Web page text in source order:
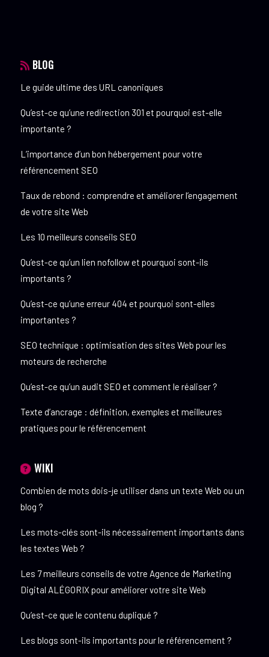
BLOG
Le guide ultime des URL canoniques
Qu’est-ce qu’une redirection 301 et pourquoi est-elle
importante ?
L’importance d’un bon hébergement pour votre
référencement SEO
Taux de rebond : comprendre et améliorer l’engagement
de votre site Web
Les 10 meilleurs conseils SEO
Qu’est-ce qu’un lien nofollow et pourquoi sont-ils
importants ?
Qu’est-ce qu’une erreur 404 et pourquoi sont-elles
importantes ?
SEO technique : optimisation des sites Web pour les
moteurs de recherche
Qu’est-ce qu’un audit SEO et comment le réaliser ?
Texte d’ancrage : définition, exemples et meilleures
pratiques pour le référencement
WIKI
Combien de mots dois-je utiliser dans un texte Web ou un
blog ?
Les mots-clés sont-ils nécessairement importants dans
les textes Web ?
Les 7 meilleurs conseils de votre Agence de Marketing
Digital ALÉGORIX pour améliorer votre site Web
Qu’est-ce que le contenu dupliqué ?
Les blogs sont-ils importants pour le référencement ?